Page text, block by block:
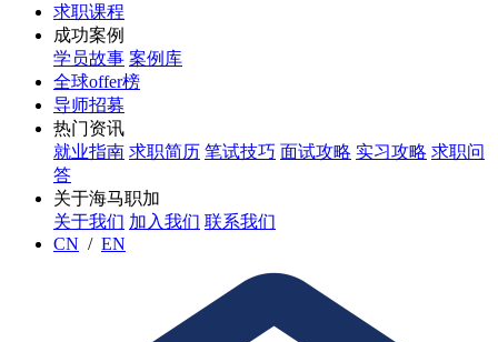
求职课程
成功案例
学员故事 案例库
全球offer榜
导师招募
热门资讯
就业指南 求职简历 笔试技巧 面试攻略 实习攻略 求职问
答
关于海马职加
关于我们 加入我们 联系我们
CN / EN